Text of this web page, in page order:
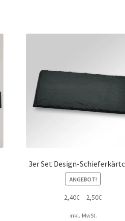
3er Set Design-
ANGEBOT!
2,40€– 2,50€
inkl. MwSt.